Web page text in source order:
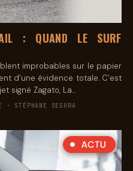
: QUAND LE SURF
improbables sur le papier
d’une évidence totale. C’est
signé Zagato, La…
STÉPHANE SEGURA